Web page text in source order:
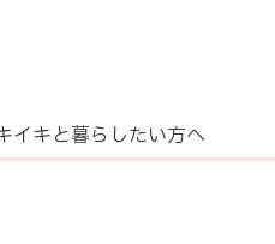
イキと暮らしたい方へ